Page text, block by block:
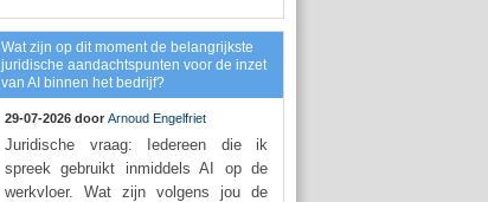
Wat zijn op dit moment de belangrijkste
juridische aandachtspunten voor de inzet
van AI binnen het bedrijf?
29-07-2026 door Arnoud Engelfriet
Juridische vraag: Iedereen die ik
spreek gebruikt inmiddels AI op de
werkvloer. Wat zijn volgens jou de